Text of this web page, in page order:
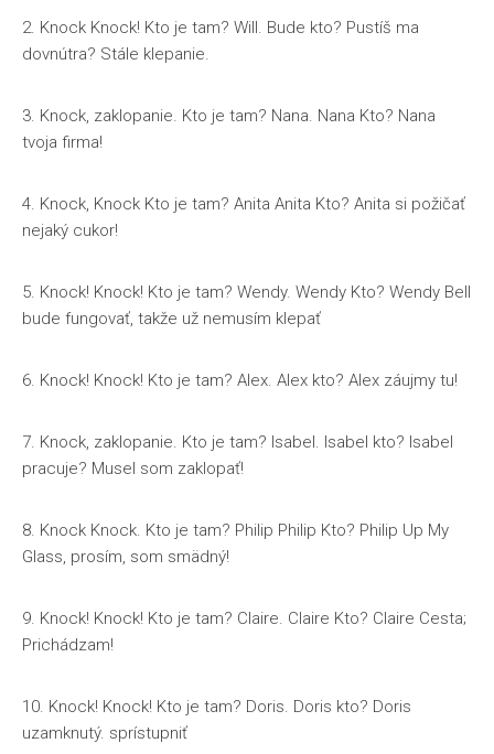
2. Knock Knock! Kto je tam? Will. Bude kto? Pustíš ma
dovnútra? Stále klepanie.
3. Knock, zaklopanie. Kto je tam? Nana. Nana Kto? Nana
tvoja firma!
4. Knock, Knock Kto je tam? Anita Anita Kto? Anita si požičať
nejaký cukor!
5. Knock! Knock! Kto je tam? Wendy. Wendy Kto? Wendy Bell
bude fungovať, takže už nemusím klepať
6. Knock! Knock! Kto je tam? Alex. Alex kto? Alex záujmy tu!
7. Knock, zaklopanie. Kto je tam? Isabel. Isabel kto? Isabel
pracuje? Musel som zaklopať!
8. Knock Knock. Kto je tam? Philip Philip Kto? Philip Up My
Glass, prosím, som smädný!
9. Knock! Knock! Kto je tam? Claire. Claire Kto? Claire Cesta;
Prichádzam!
10. Knock! Knock! Kto je tam? Doris. Doris kto? Doris
uzamknutý. sprístupniť